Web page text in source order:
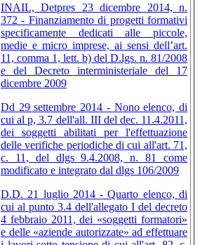
INAIL, Detpres 23 dicembre 2014, n.
372 - Finanziamento di progetti formativi
specificamente dedicati alle piccole,
medie e micro imprese, ai sensi dell’art.
11, comma 1, lett. b) del D.lgs. n. 81/2008
e del Decreto interministeriale del 17
dicembre 2009
Dd 29 settembre 2014 - Nono elenco, di
cui al p, 3.7 dell'all. III del dec. 11.4.2011,
dei soggetti abilitati per l'effettuazione
delle verifiche periodiche di cui all'art. 71,
c. 11, del dlgs 9.4.2008, n. 81 come
modificato e integrato dal dlgs 106/2009
D.D. 21 luglio 2014 - Quarto elenco, di
cui al punto 3.4 dell'allegato I del decreto
4 febbraio 2011, dei «soggetti formatori»
e delle «aziende autorizzate» ad effettuare